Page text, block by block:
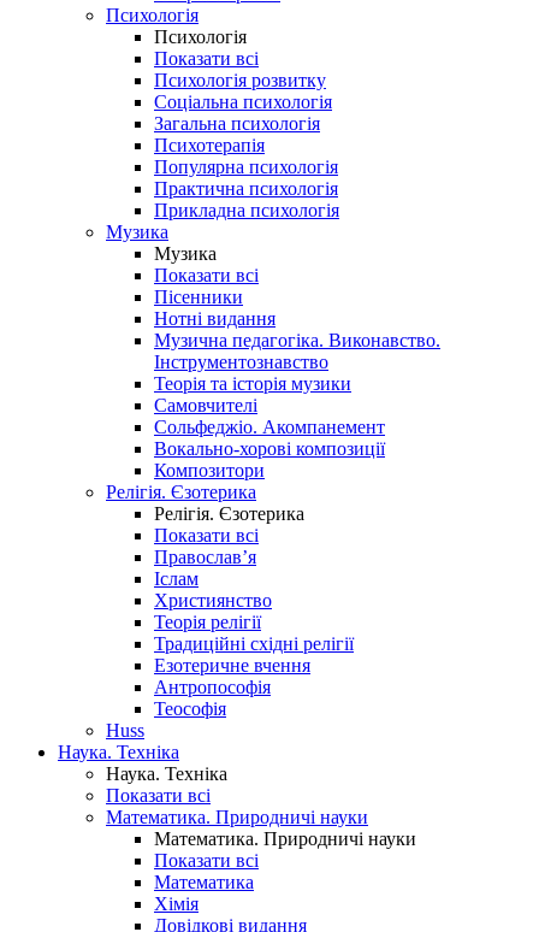
Психологія
Психологія
Показати всі
Психологія розвитку
Соціальна психологія
Загальна психологія
Психотерапія
Популярна психологія
Практична психологія
Прикладна психологія
Музика
Музика
Показати всі
Пісенники
Нотні видання
Музична педагогіка. Виконавство.
Інструментознавство
Теорія та історія музики
Самовчителі
Сольфеджіо. Акомпанемент
Вокально-хорові композиції
Композитори
Релігія. Єзотерика
Релігія. Єзотерика
Показати всі
Православ’я
Іслам
Християнство
Теорія релігії
Традиційні східні релігії
Езотеричне вчення
Антропософія
Теософія
Huss
Наука. Техніка
Наука. Техніка
Показати всі
Математика. Природничі науки
Математика. Природничі науки
Показати всі
Математика
Хімія
Довідкові видання